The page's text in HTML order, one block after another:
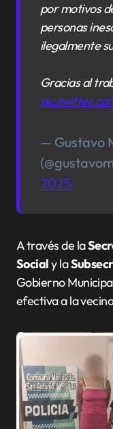
por motivos
personas
ilegalmente
Gracias al
— Gustavo
2025
A través de la
Socialy la
Gobierno
efectiva a la